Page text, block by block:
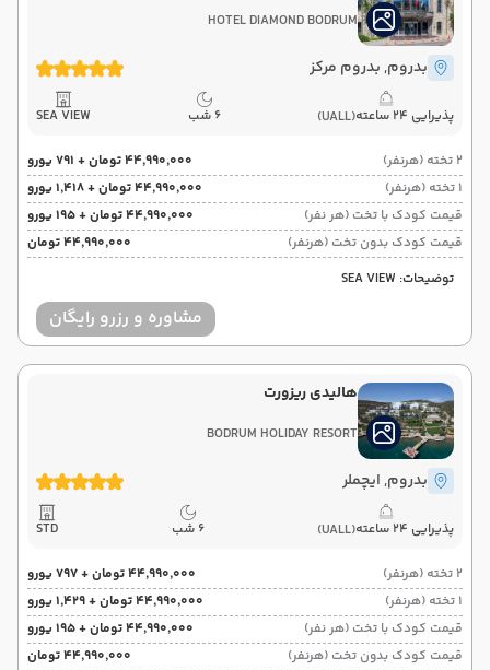
HOTEL DIAMOND BODRUM
بدروم, بدروم مرکز
پذیرایی 24 ساعته (UALL) 6 شب SEA VIEW
2 تخته (هرنفر)
۴۴٬۹۹۰٬۰۰۰ تومان + ۷۹۱ یورو
1 تخته (هرنفر)
۴۴٬۹۹۰٬۰۰۰ تومان + ۱٬۴۱۸ یورو
قیمت کودک با تخت (هر نفر)
۴۴٬۹۹۰٬۰۰۰ تومان + ۱۹۵ یورو
قیمت کودک بدون تخت (هرنفر)
۴۴٬۹۹۰٬۰۰۰ تومان
توضیحات: SEA VIEW
مشاوره و رزرو رایگان
هالیدی ریزورت
BODRUM HOLIDAY RESORT
بدروم, ایچملر
پذیرایی 24 ساعته (UALL) 6 شب STD
2 تخته (هرنفر)
۴۴٬۹۹۰٬۰۰۰ تومان + ۷۹۷ یورو
1 تخته (هرنفر)
۴۴٬۹۹۰٬۰۰۰ تومان + ۱٬۴۲۹ یورو
قیمت کودک با تخت (هر نفر)
۴۴٬۹۹۰٬۰۰۰ تومان + ۱۹۵ یورو
قیمت کودک بدون تخت (هرنفر)
۴۴٬۹۹۰٬۰۰۰ تومان